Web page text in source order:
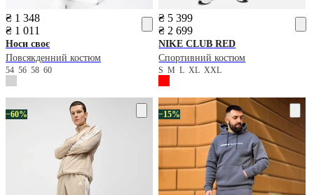
₴ 1 348
₴ 1 011
Носи своє
Повсякденний костюм
54 56 58 60
₴ 5 399
₴ 2 699
NIKE CLUB RED
Спортивний костюм
SMLXLXXL
−60% −15%